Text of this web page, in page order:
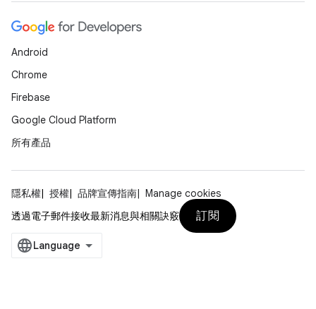
Android
Chrome
Firebase
Google Cloud Platform
所有產品
隱私權 授權 品牌宣傳指南
Manage cookies
透過電子郵件接收最新消息與相關訣竅
訂閱